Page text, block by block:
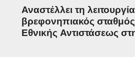
Αναστέλλει τη
βρεφονηπιακός
Εθνικής Αντιστάσεως